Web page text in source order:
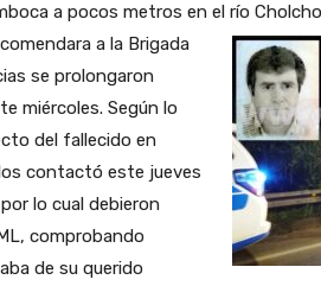
a pocos metros en el río
a la Brigada
se prolongaron
miércoles. Según lo
del fallecido en
contactó este jueves
lo cual debieron
comprobando
de su querido